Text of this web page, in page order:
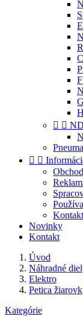
 
 
Kontakt
Novinky
Kontakt
Úvod
Náhradné
Elektro
Petica
Kategórie